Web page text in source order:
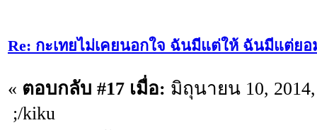
Re: กะเทยไม่เคยนอกใจ ฉันมีแต่ให้ ฉันมีแต่ยอ
« ตอบกลับ #17 เมื่อ: มิถุนายน 10,
;/kiku